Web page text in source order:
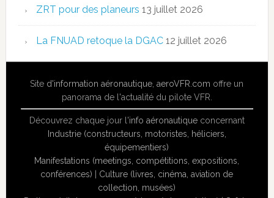
ZRT pour des planeurs 13 juillet 2026
La FNUAD retoque la DGAC 12 juillet 2026
Site d'information aéronautique ,aeroVFR.com offre un
panorama de l'actualité du pilote VFR.
Découvrez chaque jour l'info aéronautiqueconcernant
Industrie (constructeurs, motoristes, héliciers,
équipementiers)
Manifestations (meetings, compétitions, expositions,
conférences)
Culture (livres, cinéma, aviation de
collection, musées)